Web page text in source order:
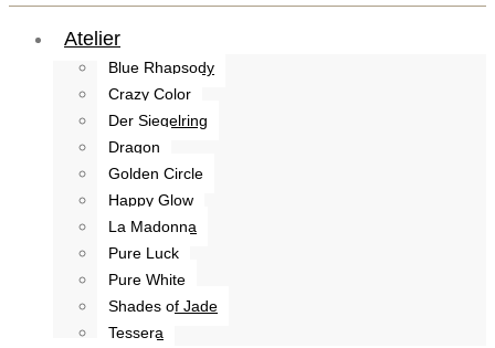
Atelier
Blue Rhapsody
Crazy Color
Der Siegelring
Dragon
Golden Circle
Happy Glow
La Madonna
Pure Luck
Pure White
Shades of Jade
Tessera